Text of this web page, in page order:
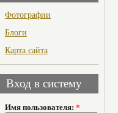
Фотографии
Блоги
Карта сайта
Вход в систему
Имя пользователя: *